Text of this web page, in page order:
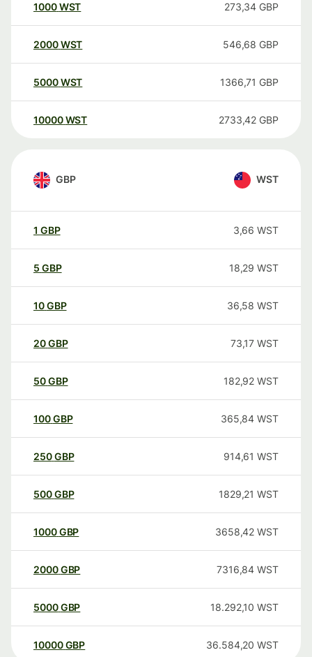
1000WST 273,34 GBP
2000WST 546,68 GBP
5000WST 1366,71 GBP
10000 WST 2733,42 GBP
GBP WST
1 GBP 3,66 WST
5 GBP 18,29 WST
10GBP 36,58 WST
20GBP 73,17 WST
50GBP 182,92 WST
100GBP 365,84 WST
250GBP 914,61 WST
500GBP 1829,21 WST
1000GBP 3658,42 WST
2000GBP 7316,84 WST
5000GBP 18.292,10 WST
10000 GBP 36.584,20 WST